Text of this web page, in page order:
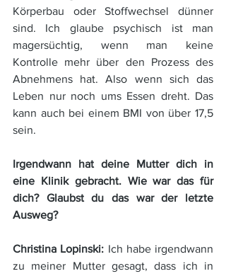
Körperbau oder Stoffwechsel dünner
sind. Ich glaube psychisch ist man
magersüchtig, wenn man keine
Kontrolle mehr über den Prozess des
Abnehmens hat. Also wenn sich das
Leben nur noch ums Essen dreht. Das
kann auch bei einem BMI von über 17,5
sein.
Irgendwann hat deine Mutter dich in
eine Klinik gebracht. Wie war das für
dich? Glaubst du das war der letzte
Ausweg?
Christina Lopinski: Ich habe irgendwann
zu meiner Mutter gesagt, dass ich in